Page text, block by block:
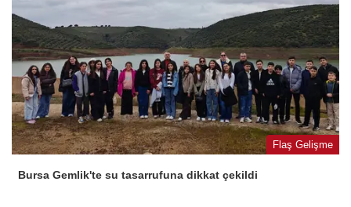
Flaş Gelişme
Bursa Gemlik'te su tasarrufuna dikkat çekildi